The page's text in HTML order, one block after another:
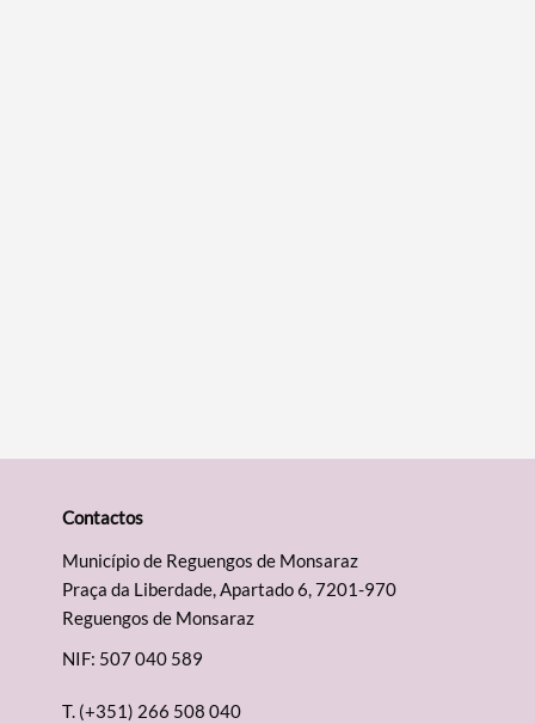
Contactos
Município de Reguengos de Monsaraz
Praça da Liberdade, Apartado 6, 7201-970
Reguengos de Monsaraz
NIF: 507 040 589
T. (+351) 266 508 040